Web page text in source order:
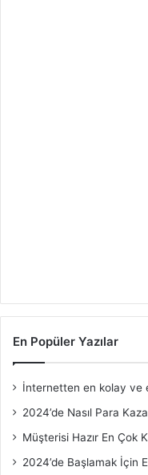
En Popüler Yazılar
İnternetten en kolay ve
2024’de Nasıl Para
Müşterisi Hazır En Çok
2024’de Başlamak İçin